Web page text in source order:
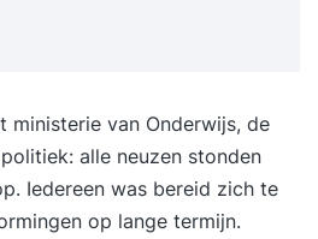
of breken. Als bestuurder,
voorbereid zijn. Tijdens
die altijd op
wordt ontwikkeld, leert u
omstandigheden de
ministerie van Onderwijs, de
alle neuzen stonden
Iedereen was bereid zich te
op lange termijn.